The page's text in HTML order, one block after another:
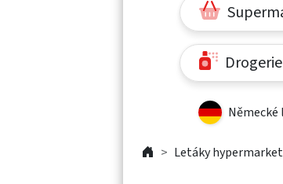
Drogerie
Letáky